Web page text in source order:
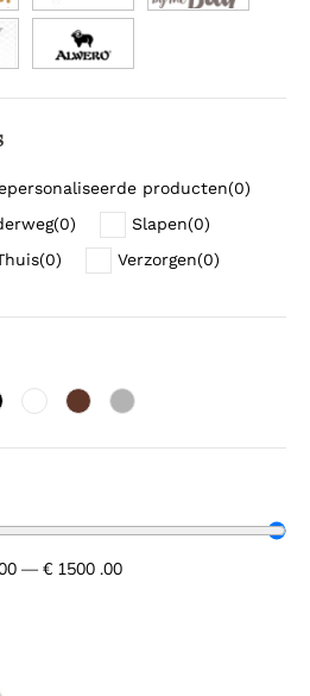
producten(0)
(0) Slapen(0)
(0) Verzorgen(0)
— € 1500 .00